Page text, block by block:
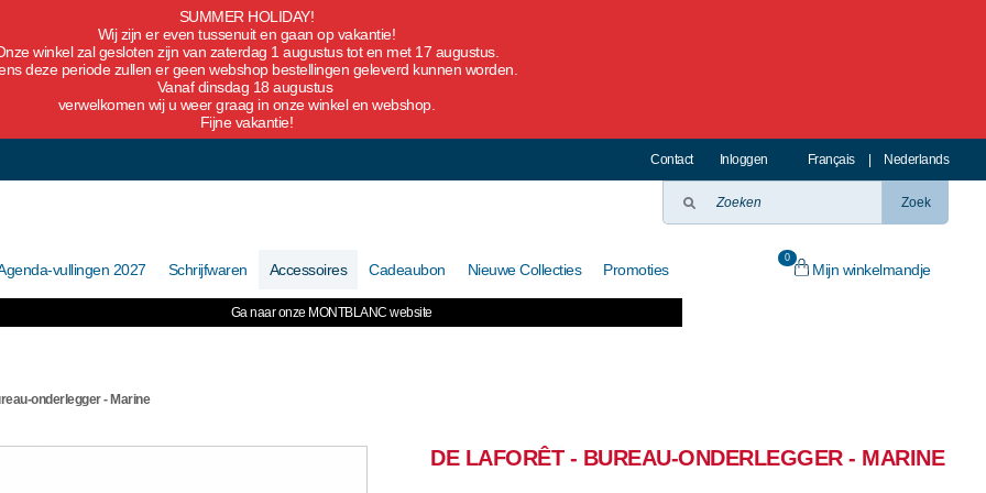
SUMMER HOLIDAY!
Wij zijn er even tussenuit en gaan op vakantie!
winkel zal gesloten zijn van zaterdag 1 augustus tot en met 17 augustus.
deze periode zullen er geen webshop bestellingen geleverd kunnen worden.
Vanaf dinsdag 18 augustus
verwelkomen wij u weer graag in onze winkel en webshop.
Fijne vakantie!
Contact Inloggen Français Nederlands
Zoek
vullingen 2027 Schrijfwaren Accessoires Cadeaubon Nieuwe Collecties Promoties
Ga naar onze MONTBLANC website
0
Mijn winkelmandje
onderlegger - Marine
DE LAFORÊT - BUREAU-ONDERLEGGER - MARINE